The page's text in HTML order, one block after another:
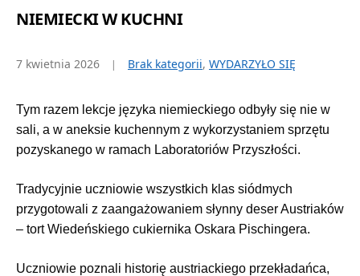
NIEMIECKI W KUCHNI
7 kwietnia 2026 Brak kategorii, WYDARZYŁO SIĘ
Tym razem lekcje języka niemieckiego odbyły się nie w
sali, a w aneksie kuchennym z wykorzystaniem sprzętu
pozyskanego w ramach Laboratoriów Przyszłości.
Tradycyjnie uczniowie wszystkich klas siódmych
przygotowali z zaangażowaniem słynny deser Austriaków
– tort Wiedeńskiego cukiernika Oskara Pischingera.
Uczniowie poznali historię austriackiego przekładańca,